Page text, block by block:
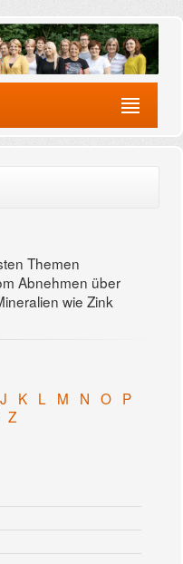
Themen
Abnehmen über
wie Zink
J K L M N O P
Z